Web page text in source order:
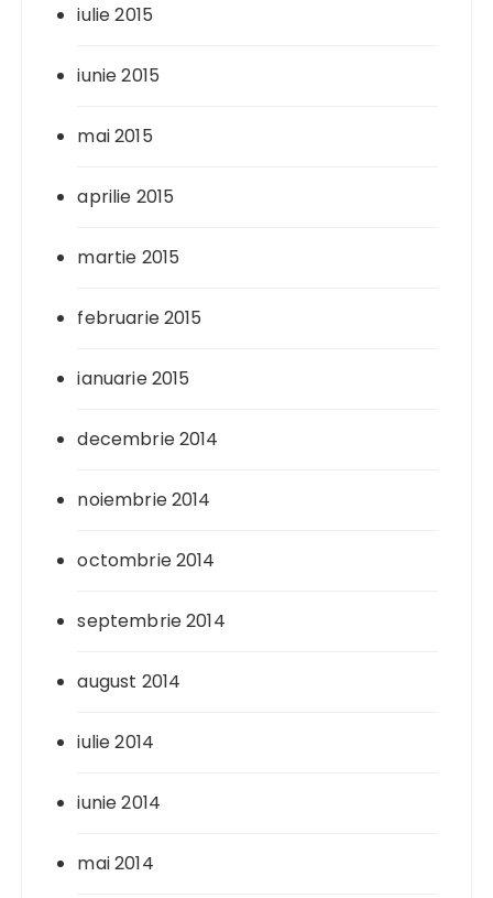
iulie 2015
iunie 2015
mai 2015
aprilie 2015
martie 2015
februarie 2015
ianuarie 2015
decembrie 2014
noiembrie 2014
octombrie 2014
septembrie 2014
august 2014
iulie 2014
iunie 2014
mai 2014